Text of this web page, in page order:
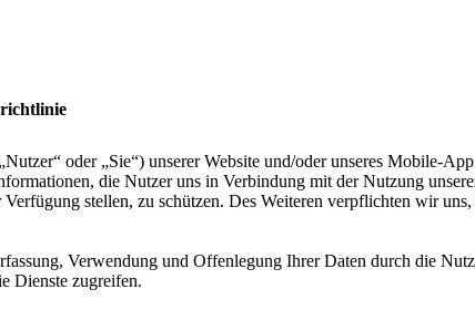
oder „Sie“) unserer Website und/oder unseres Mobile-
die Nutzer uns in Verbindung mit der Nutzung
stellen, zu schützen. Des Weiteren verpflichten wir
Verwendung und Offenlegung Ihrer Daten durch die
Dienste zugreifen.